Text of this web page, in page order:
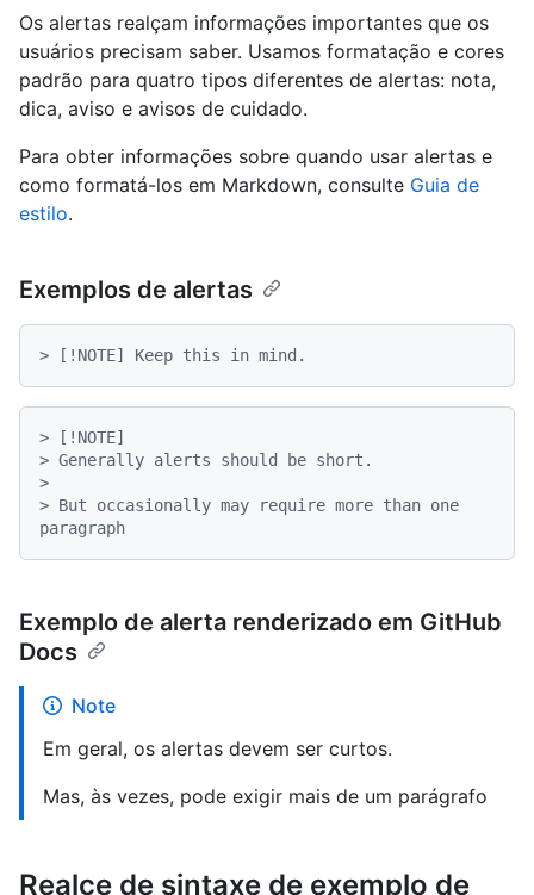
Os alertas realçam informações importantes que os
usuários precisam saber. Usamos formatação e cores
padrão para quatro tipos diferentes de alertas: nota,
dica, aviso e avisos de cuidado.
Para obter informações sobre quando usar alertas e
como formatá-los em Markdown, consulte Guia de
estilo.
Exemplos de alertas
> [!NOTE] Keep this in mind.
> [!NOTE]
> Generally alerts should be short.
>
> But occasionally may require more than one
paragraph
Exemplo de alerta renderizado em GitHub
Docs
Note
Em geral, os alertas devem ser curtos.
Mas, às vezes, pode exigir mais de um parágrafo
Realce de sintaxe de exemplo de